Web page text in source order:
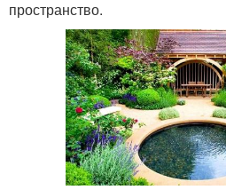
пространство.